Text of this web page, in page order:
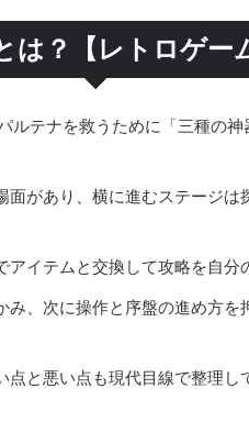
は？【レトロゲー
ルテナを救うために「三種の
があり、横に進むステージ
イテムと交換して攻略を自分
、次に操作と序盤の進め方
と悪い点も現代目線で整理